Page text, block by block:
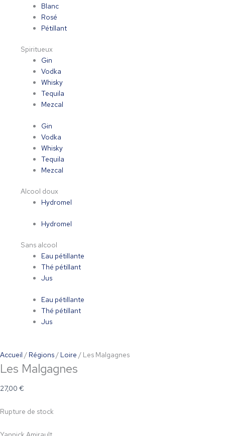
Blanc
Rosé
Pétillant
Spiritueux
Gin
Vodka
Whisky
Tequila
Mezcal
Gin
Vodka
Whisky
Tequila
Mezcal
Alcool doux
Hydromel
Hydromel
Sans alcool
Eau pétillante
Thé pétillant
Jus
Eau pétillante
Thé pétillant
Jus
Accueil / Régions/ Loire / Les Malgagnes
Les Malgagnes
27,00 €
Rupture de stock